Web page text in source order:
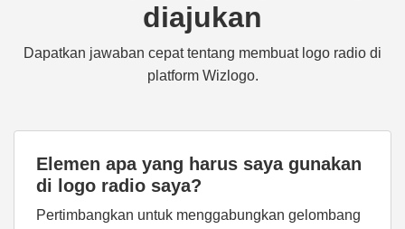
diajukan
Dapatkan jawaban cepat tentang membuat logo radio di
platform Wizlogo.
Elemen apa yang harus saya gunakan
di logo radio saya?
Pertimbangkan untuk menggabungkan gelombang